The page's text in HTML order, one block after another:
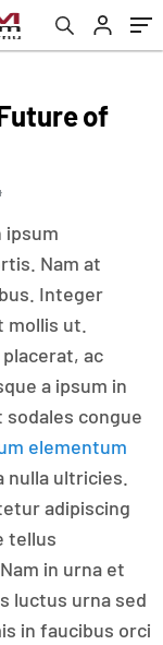
of
ipsum
Nam at
Integer
ut.
ac
a ipsum in
congue
elementum
nulla ultricies.
adipiscing
tellus
in urna et
luctus urna sed
in faucibus orci